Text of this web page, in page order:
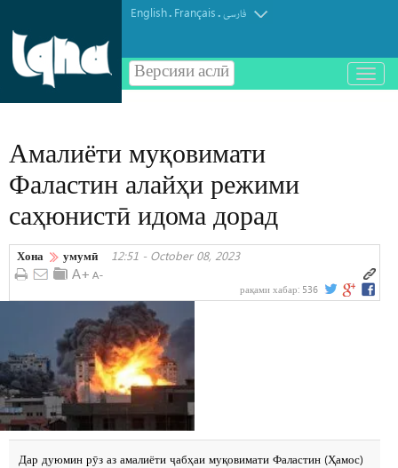
English. Français.فارسی
Версияи аслӣ
باز
و
Амалиёти муқовимати
Фаластин алайҳи режими
саҳюнистӣ идома дорад
Хона умумӣ 12:51 - October 08, 2023
рақами хабар: 536
Дар дуюмин рӯз аз амалиёти ҷабҳаи муқовимати Фаластин (Ҳамос)